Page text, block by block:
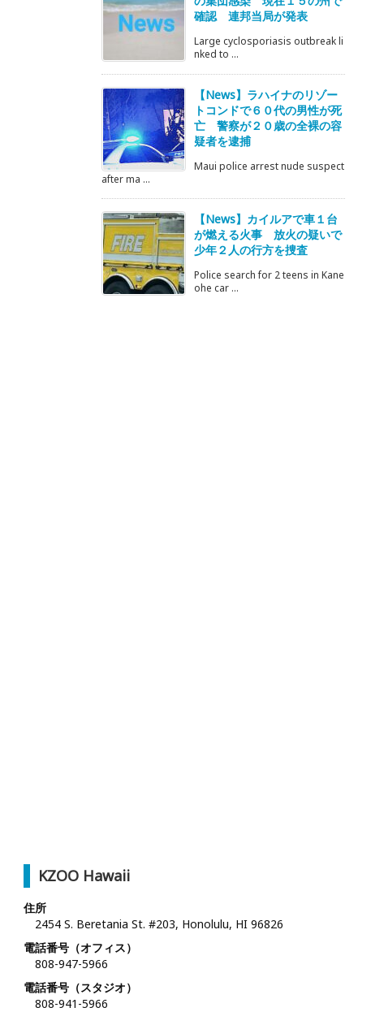
確認 連邦当局が発表
Large cyclosporiasis outbreak li
nked to ...
【News】ラハイナのリゾー
トコンドで６０代の男性が死
亡 警察が２０歳の全裸の容
疑者を逮捕
Maui police arrest nude suspect
after ma ...
【News】カイルアで車１台
が燃える火事 放火の疑いで
少年２人の行方を捜査
Police search for 2 teens in Kane
ohe car ...
KZOO Hawaii
住所
2454 S. Beretania St. #203, Honolulu, HI 96826
電話番号（オフィス）
808-947-5966
電話番号（スタジオ）
808-941-5966